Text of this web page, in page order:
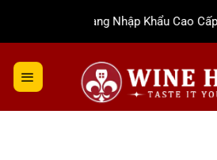
dung
Rượu Vang Nhập Khẩu Cao Cấp